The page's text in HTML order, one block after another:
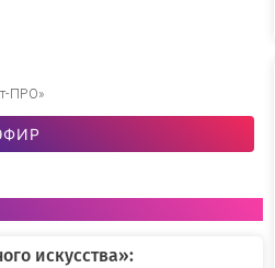
ПРО»
искусства»: